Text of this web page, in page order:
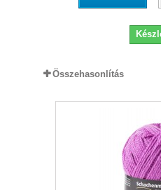
Összehasonlítás